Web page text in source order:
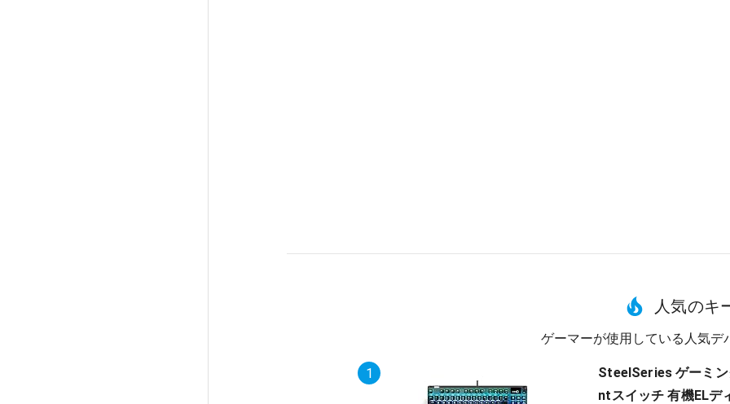
人気のキ
ゲーマーが使用している人気デ
1
SteelSeries ゲーミン
ntスイッチ 有機ELデ